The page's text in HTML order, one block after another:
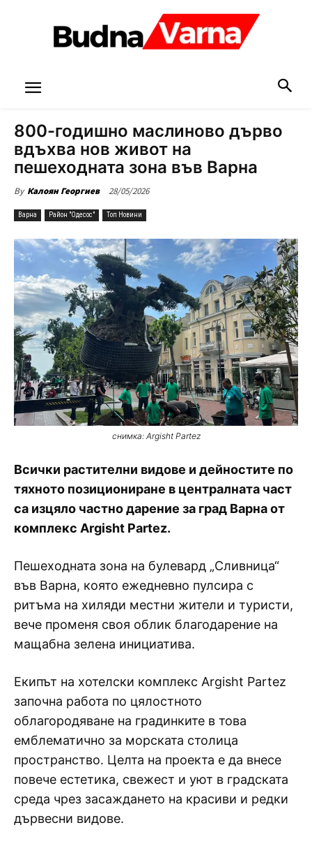
800-годишно маслиново дърво
вдъхва нов живот на
пешеходната зона във Варна
By Калоян Георгиев 28/05/2026
Варна Район "Одесос" Топ Новини
снимка: Argisht Partez
Всички растителни видове и дейностите по
тяхното позициониране в централната част
са изцяло частно дарение за град Варна от
комплекс Argisht Partez.
Пешеходната зона на булевард „Сливница“
във Варна, която ежедневно пулсира с
ритъма на хиляди местни жители и туристи,
вече променя своя облик благодарение на
мащабна зелена инициатива.
Екипът на хотелски комплекс Argisht Partez
започна работа по цялостното
облагородяване на градинките в това
емблематично за морската столица
пространство. Целта на проекта е да внесе
повече естетика, свежест и уют в градската
среда чрез засаждането на красиви и редки
дървесни видове.